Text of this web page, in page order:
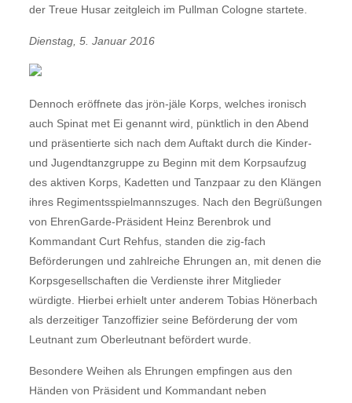
der Treue Husar zeitgleich im Pullman Cologne startete.
Dienstag, 5. Januar 2016
Dennoch eröffnete das jrön-jäle Korps, welches ironisch
auch Spinat met Ei genannt wird, pünktlich in den Abend
und präsentierte sich nach dem Auftakt durch die Kinder-
und Jugendtanzgruppe zu Beginn mit dem Korpsaufzug
des aktiven Korps, Kadetten und Tanzpaar zu den Klängen
ihres Regimentsspielmannszuges. Nach den Begrüßungen
von EhrenGarde-Präsident Heinz Berenbrok und
Kommandant Curt Rehfus, standen die zig-fach
Beförderungen und zahlreiche Ehrungen an, mit denen die
Korpsgesellschaften die Verdienste ihrer Mitglieder
würdigte. Hierbei erhielt unter anderem Tobias Hönerbach
als derzeitiger Tanzoffizier seine Beförderung der vom
Leutnant zum Oberleutnant befördert wurde.
Besondere Weihen als Ehrungen empfingen aus den
Händen von Präsident und Kommandant neben